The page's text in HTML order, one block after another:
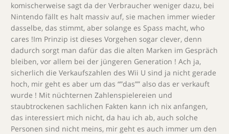
komischerweise sagt da der Verbraucher weniger dazu, bei
Nintendo fällt es halt massiv auf, sie machen immer wieder
dasselbe, das stimmt, aber solange es Spass macht, who
cares !Im Prinzip ist dieses Vorgehen sogar clever, denn
dadurch sorgt man dafür das die alten Marken im Gespräch
bleiben, vor allem bei der jüngeren Generation ! Ach ja,
sicherlich die Verkaufszahlen des Wii U sind ja nicht gerade
hoch, mir geht es aber um das “”das”” also das er verkauft
wurde ! Mit nüchternen Zahlenspielereien und
staubtrockenen sachlichen Fakten kann ich nix anfangen,
das interessiert mich nicht, da hau ich ab, auch solche
Personen sind nicht meins, mir geht es auch immer um den